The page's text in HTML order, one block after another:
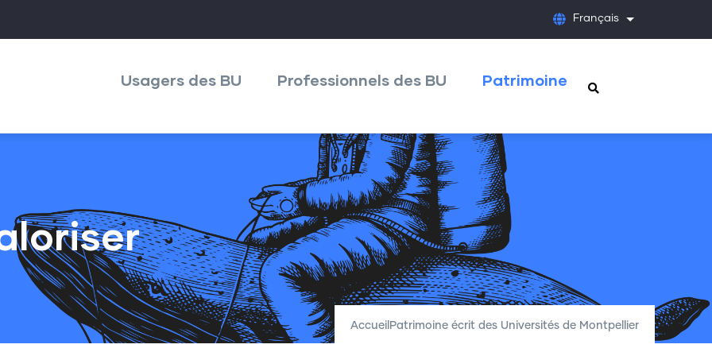
Français Lister les
Usagers des BU Professionnels des BU Patrimoine
Accueil Patrimoine écrit des Universités de Montpellier